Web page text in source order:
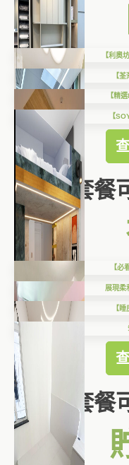
【利奧
【
【精
【
套餐
【必
展現柔
【
套餐